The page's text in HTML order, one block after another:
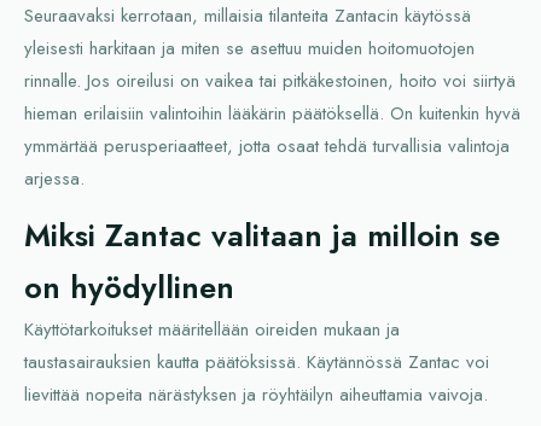
Seuraavaksi kerrotaan, millaisia tilanteita Zantacin käytössä
yleisesti harkitaan ja miten se asettuu muiden hoitomuotojen
rinnalle. Jos oireilusi on vaikea tai pitkäkestoinen, hoito voi siirtyä
hieman erilaisiin valintoihin lääkärin päätöksellä. On kuitenkin hyvä
ymmärtää perusperiaatteet, jotta osaat tehdä turvallisia valintoja
arjessa.
Miksi Zantac valitaan ja milloin se
on hyödyllinen
Käyttötarkoitukset määritellään oireiden mukaan ja
taustasairauksien kautta päätöksissä. Käytännössä Zantac voi
lievittää nopeita närästyksen ja röyhtäilyn aiheuttamia vaivoja.